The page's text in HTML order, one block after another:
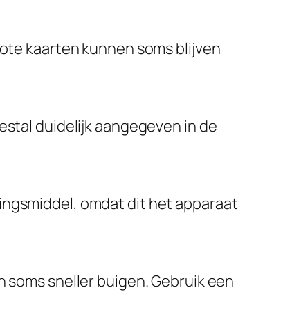
kaarten kunnen soms blijven
duidelijk aangegeven in de
omdat dit het apparaat
sneller buigen. Gebruik een